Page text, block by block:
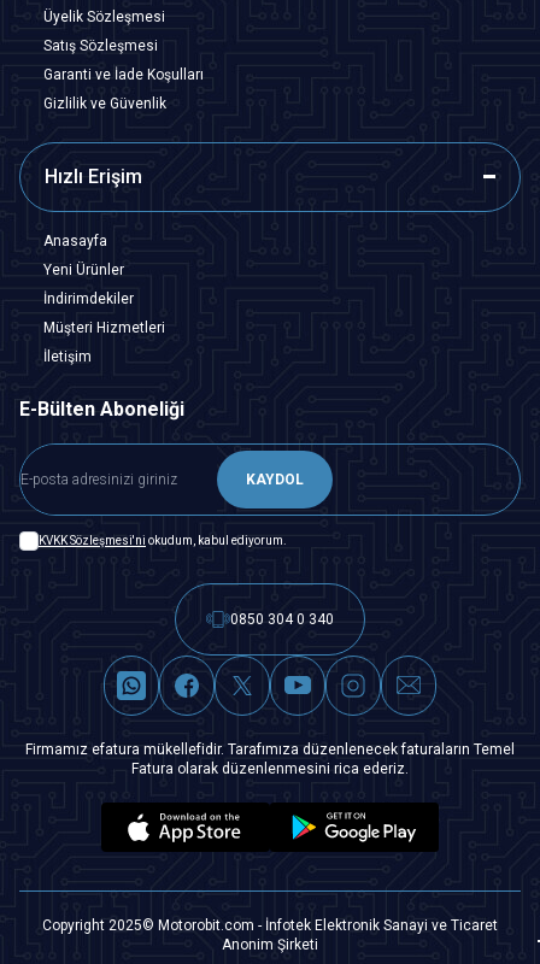
Üyelik Sözleşmesi
Satış Sözleşmesi
Garanti ve İade Koşulları
Gizlilik ve Güvenlik
Hızlı Erişim
Anasayfa
Yeni Ürünler
İndirimdekiler
Müşteri Hizmetleri
İletişim
E-Bülten Aboneliği
KAYDOL
KVKK Sözleşmesi'ni okudum, kabul ediyorum.
0850 304 0 340
Firmamız efatura mükellefidir. Tarafımıza düzenlenecek faturaların Temel
Fatura olarak düzenlenmesini rica ederiz.
Copyright 2025© Motorobit.com - İnfotek Elektronik Sanayi ve Ticaret
Anonim Şirketi